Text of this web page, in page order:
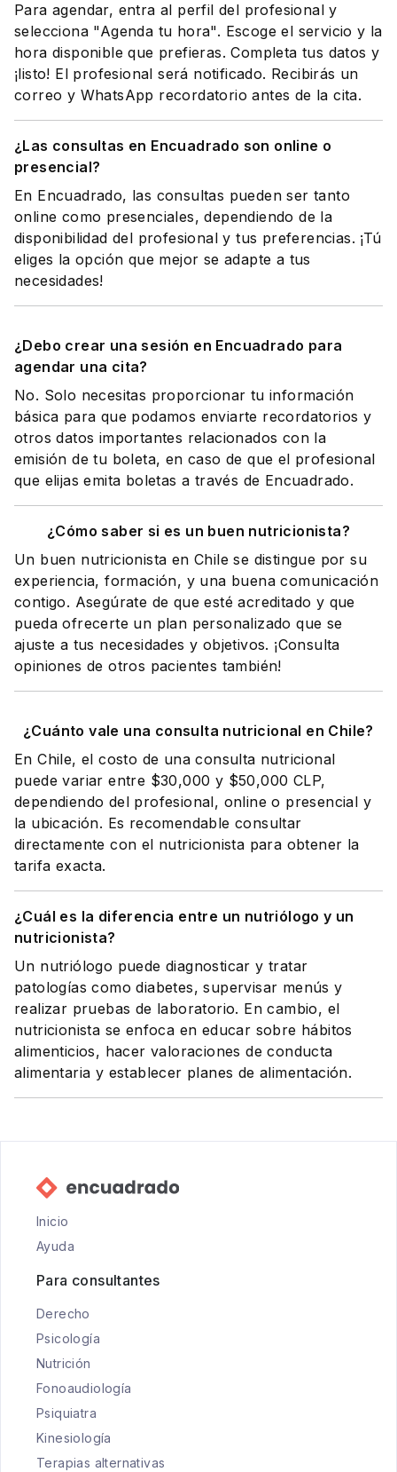
Para agendar, entra al perfil del profesional y
selecciona "Agenda tu hora". Escoge el servicio y la
hora disponible que prefieras. Completa tus datos y
¡listo! El profesional será notificado. Recibirás un
correo y WhatsApp recordatorio antes de la cita.
¿Las consultas en Encuadrado son online o
presencial?
En Encuadrado, las consultas pueden ser tanto
online como presenciales, dependiendo de la
disponibilidad del profesional y tus preferencias. ¡Tú
eliges la opción que mejor se adapte a tus
necesidades!
¿Debo crear una sesión en Encuadrado para
agendar una cita?
No. Solo necesitas proporcionar tu información
básica para que podamos enviarte recordatorios y
otros datos importantes relacionados con la
emisión de tu boleta, en caso de que el profesional
que elijas emita boletas a través de Encuadrado.
¿Cómo saber si es un buen nutricionista?
Un buen nutricionista en Chile se distingue por su
experiencia, formación, y una buena comunicación
contigo. Asegúrate de que esté acreditado y que
pueda ofrecerte un plan personalizado que se
ajuste a tus necesidades y objetivos. ¡Consulta
opiniones de otros pacientes también!
¿Cuánto vale una consulta nutricional en Chile?
En Chile, el costo de una consulta nutricional
puede variar entre $30,000 y $50,000 CLP,
dependiendo del profesional, online o presencial y
la ubicación. Es recomendable consultar
directamente con el nutricionista para obtener la
tarifa exacta.
¿Cuál es la diferencia entre un nutriólogo y un
nutricionista?
Un nutriólogo puede diagnosticar y tratar
patologías como diabetes, supervisar menús y
realizar pruebas de laboratorio. En cambio, el
nutricionista se enfoca en educar sobre hábitos
alimenticios, hacer valoraciones de conducta
alimentaria y establecer planes de alimentación.
Inicio
Ayuda
Para consultantes
Derecho
Psicología
Nutrición
Fonoaudiología
Psiquiatra
Kinesiología
Terapias alternativas